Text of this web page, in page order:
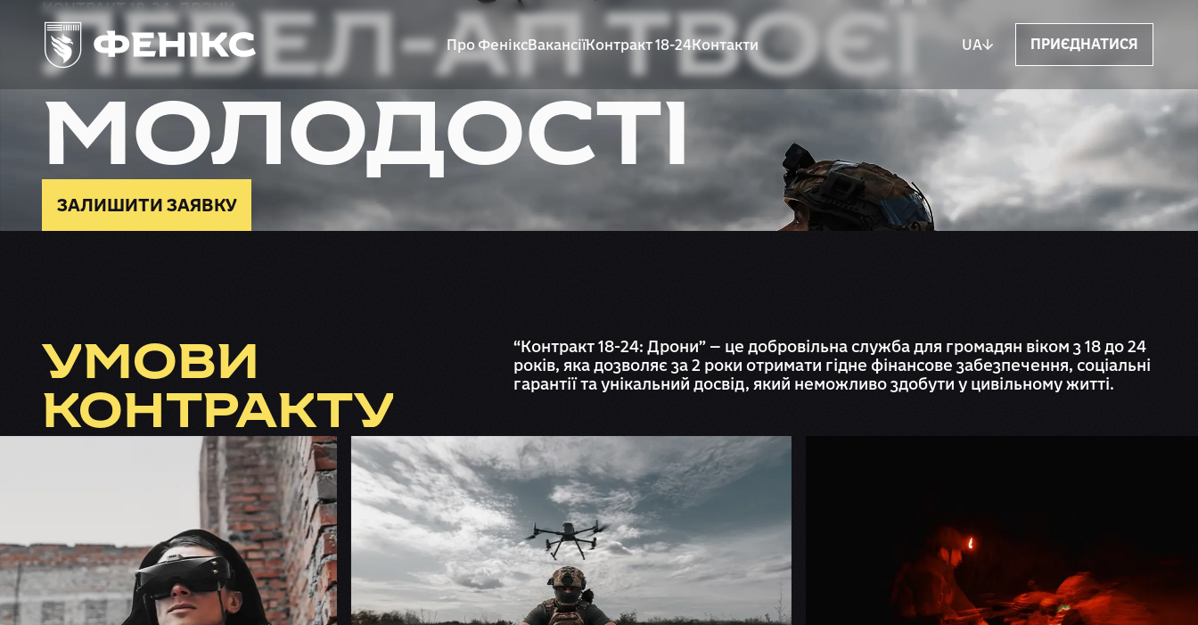
Про ФеніксВакансіїКонтракт 18-24Контакти UA ПРИЄДНАТИСЯ
КОНТРАКТ 18-24: ДРОНИ
ЛЕВЕЛ-АП ТВОЄЇ
МОЛОДОСТІ
ЗАЛИШИТИ ЗАЯВКУ
УМОВИ
КОНТРАКТУ
“Контракт 18-24: Дрони” — це добровільна служба для громадян віком з 18 до 24
років, яка дозволяє за 2 роки отримати гідне фінансове забезпечення, соціальні
гарантії та унікальний досвід, який неможливо здобути у цивільному житті.